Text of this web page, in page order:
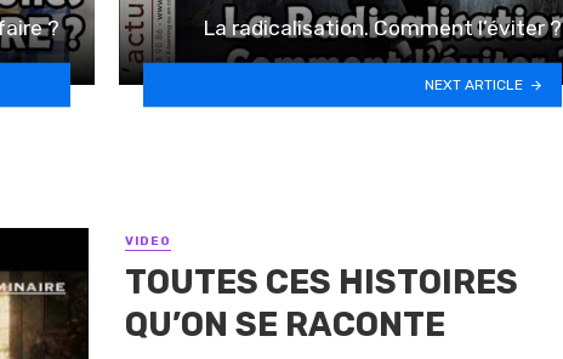
? La radicalisation. Comment l’éviter ?
NEXT ARTICLE
VIDEO
TOUTES CES HISTOIRES
QU’ON SE RACONTE